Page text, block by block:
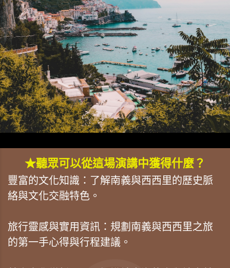
★聽眾可以從這場演講中獲得什麼？
豐富的文化知識：了解南義與西西里的歷史脈
絡與文化交融特色。
旅行靈感與實用資訊：規劃南義與西西里之旅
的第一手心得與行程建議。